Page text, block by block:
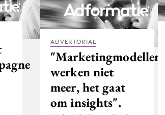
ADVERTORIAL
"Marketingmodellen
werken niet
meer, het gaat
om insights".